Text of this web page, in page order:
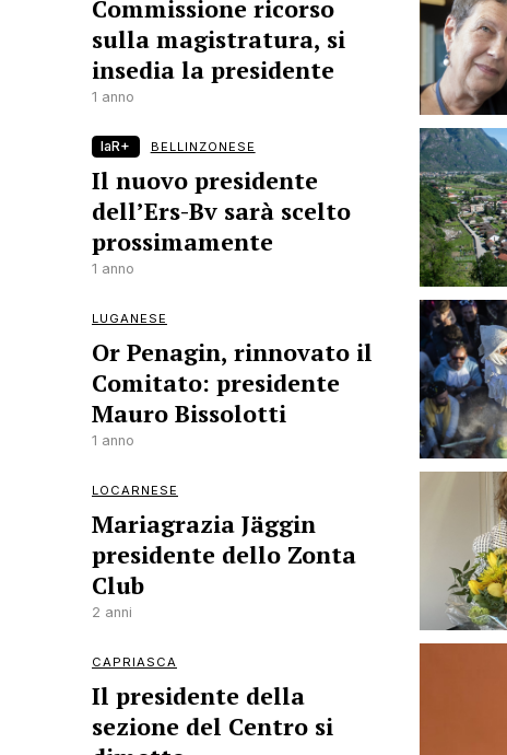
Commissione ricorso
sulla magistratura, si
insedia la presidente
1 anno
laR+ BELLINZONESE
Il nuovo presidente
dell’Ers-Bv sarà scelto
prossimamente
1 anno
LUGANESE
Or Penagin, rinnovato il
Comitato: presidente
Mauro Bissolotti
1 anno
LOCARNESE
Mariagrazia Jäggin
presidente dello Zonta
Club
2 anni
CAPRIASCA
Il presidente della
sezione del Centro si